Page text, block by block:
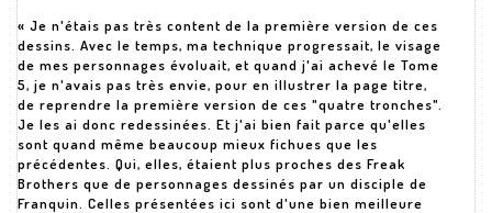
« Je n'étais pas très content de la première version de ces
dessins. Avec le temps, ma technique progressait, le visage
de mes personnages évoluait, et quand j'ai achevé le Tome
5, je n'avais pas très envie, pour en illustrer la page titre,
de reprendre la première version de ces "quatre tronches".
Je les ai donc redessinées. Et j'ai bien fait parce qu'elles
sont quand même beaucoup mieux fichues que les
précédentes. Qui, elles, étaient plus proches des Freak
Brothers que de personnages dessinés par un disciple de
Franquin. Celles présentées ici sont d'une bien meilleure